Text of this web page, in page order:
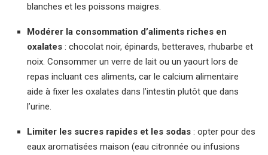
blanches et les poissons maigres.
Modérer la consommation d’aliments riches en
oxalates : chocolat noir, épinards, betteraves, rhubarbe et
noix. Consommer un verre de lait ou un yaourt lors de
repas incluant ces aliments, car le calcium alimentaire
aide à fixer les oxalates dans l’intestin plutôt que dans
l’urine.
Limiter les sucres rapides et les sodas : opter pour des
eaux aromatisées maison (eau citronnée ou infusions